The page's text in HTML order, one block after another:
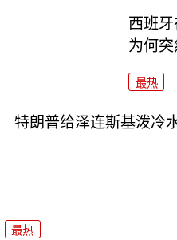
西班牙
为何
最热
特朗普给泽连斯基泼冷
最热